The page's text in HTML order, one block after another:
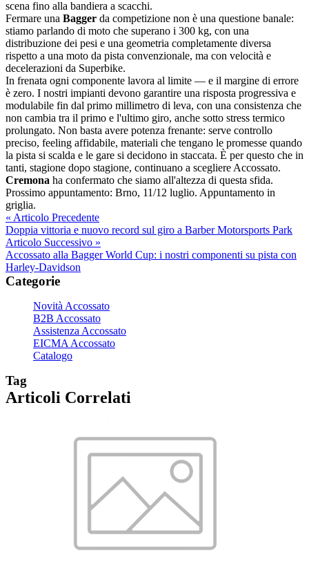
scena fino alla bandiera a scacchi.
Fermare una Bagger da competizione non è una questione banale:
stiamo parlando di moto che superano i 300 kg, con una
distribuzione dei pesi e una geometria completamente diversa
rispetto a una moto da pista convenzionale, ma con velocità e
decelerazioni da Superbike.
In frenata ogni componente lavora al limite — e il margine di errore
è zero. I nostri impianti devono garantire una risposta progressiva e
modulabile fin dal primo millimetro di leva, con una consistenza che
non cambia tra il primo e l'ultimo giro, anche sotto stress termico
prolungato. Non basta avere potenza frenante: serve controllo
preciso, feeling affidabile, materiali che tengano le promesse quando
la pista si scalda e le gare si decidono in staccata. È per questo che in
tanti, stagione dopo stagione, continuano a scegliere Accossato.
Cremona ha confermato che siamo all'altezza di questa sfida.
Prossimo appuntamento: Brno, 11/12 luglio. Appuntamento in
griglia.
« Articolo Precedente
Doppia vittoria e nuovo record sul giro a Barber Motorsports Park
Articolo Successivo »
Accossato alla Bagger World Cup: i nostri componenti su pista con
Harley-Davidson
Categorie
Novità Accossato
B2B Accossato
Assistenza Accossato
EICMA Accossato
Catalogo
Tag
Articoli Correlati